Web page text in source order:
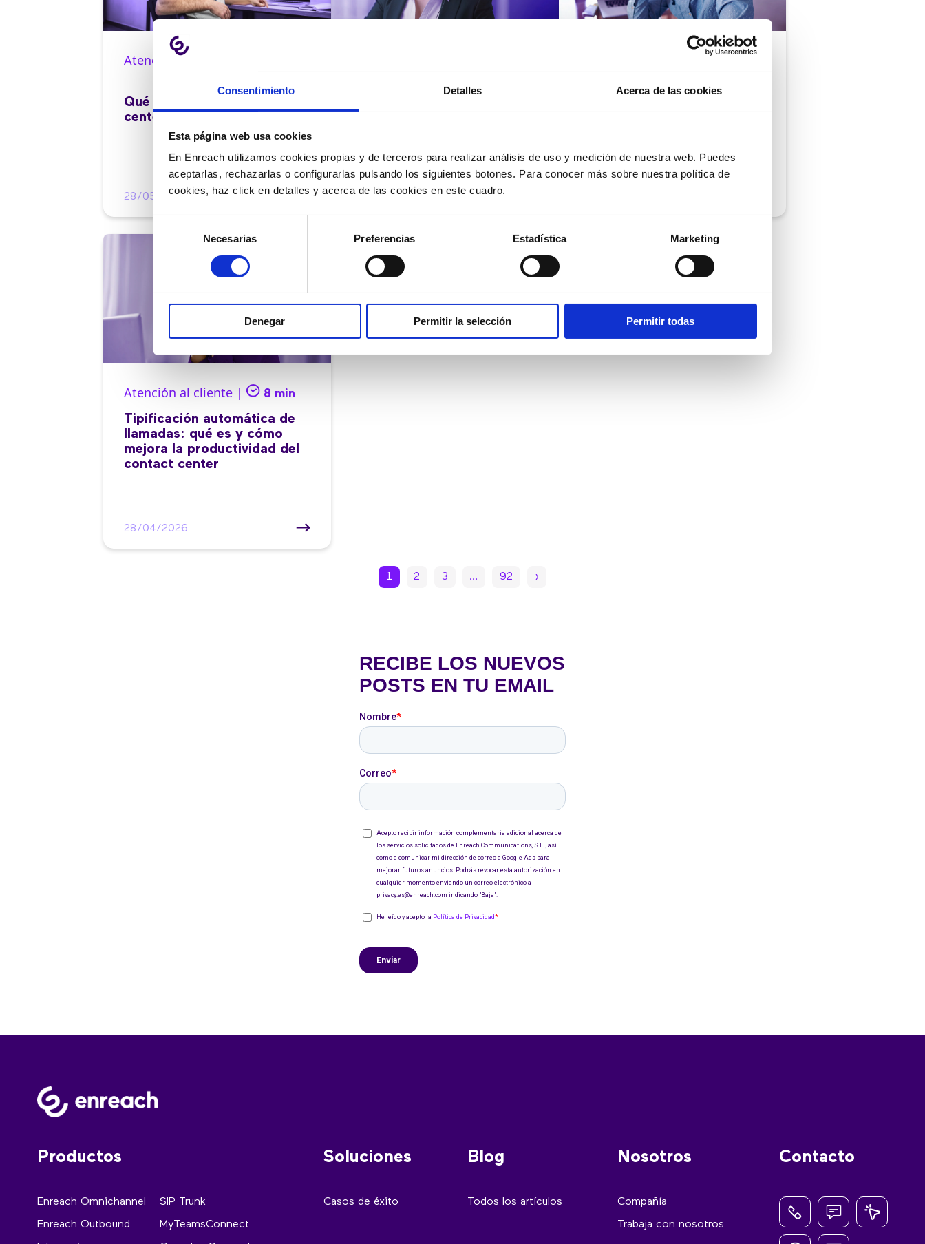
Consentimiento Detalles Acerca de las cookies
Esta página web usa cookies
En Enreach utilizamos cookies propias y de terceros para realizar análisis de uso y medición de nuestra web. Puedes
aceptarlas, rechazarlas o configurarlas pulsando los siguientes botones. Para conocer más sobre nuestra política de
cookies, haz click en detalles y acerca de las cookies en este cuadro.
consentimiento
Necesarias Preferencias Estadística Marketing
Denegar Permitir la selección Permitir todas
Atención al cliente |
Qué es el FCR en un contact
center y cómo mejorarlo
28/05/2026
Cómo automatizar la
evaluación de llamadas en
12/05/2026
Cómo comprobar si tu
los tiempos de respuesta
Atención al cliente | 8 min
Tipificación automática de
llamadas: qué es y cómo
mejora la productividad del
contact center
28/04/2026
1 2 3 … 92 ›
Productos
Enreach Omnichannel
Enreach Outbound
SIP Trunk
MyTeamsConnect
Soluciones
Casos de éxito
Blog
Todos los artículos
Nosotros
Compañía
Trabaja con nosotros
Contacto